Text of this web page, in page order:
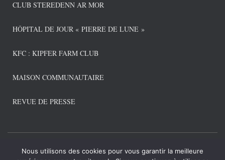
CLUB STEREDENN AR MOR
HÔPITAL DE JOUR « PIERRE DE LUNE »
KFC : KIPFER FARM CLUB
MAISON COMMUNAUTAIRE
REVUE DE PRESSE
CONNEXION ADMIN POLITIQUE DE CONFIDENTIALITÉ
Nous utilisons des cookies pour vous garantir la meilleure